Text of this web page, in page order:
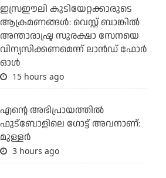
ഇസ്രഈലി കുടിയേറ്റക്കാരുടെ
ആക്രമണങ്ങള്‍: വെസ്റ്റ് ബാങ്കില്‍
അന്താരാഷ്ട്ര സുരക്ഷാ സേനയെ
വിന്യസിക്കണമെന്ന് ലാന്‍ഡ് ഫോര്‍
ഓള്‍
15 hours ago
എന്റെ അഭിപ്രായത്തില്‍
ഫുട്‌ബോളിലെ ഗോട്ട് അവനാണ്:
മുള്ളര്‍
3 hours ago